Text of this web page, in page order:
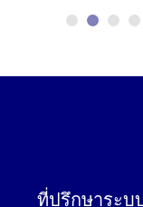
ที่ปรึกษาระบ